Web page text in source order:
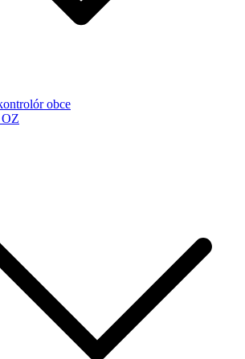
obce
OZ